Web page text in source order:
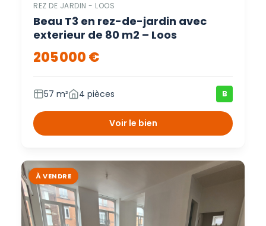
REZ DE JARDIN - LOOS
Beau T3 en rez-de-jardin avec
exterieur de 80 m2 – Loos
205 000 €
57 m² 4 pièces B
Voir le bien
À VENDRE